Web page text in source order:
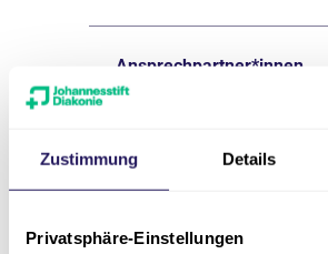
Zustimmung Details
Privatsphäre-Einstellungen
Ansprechpartner*innen